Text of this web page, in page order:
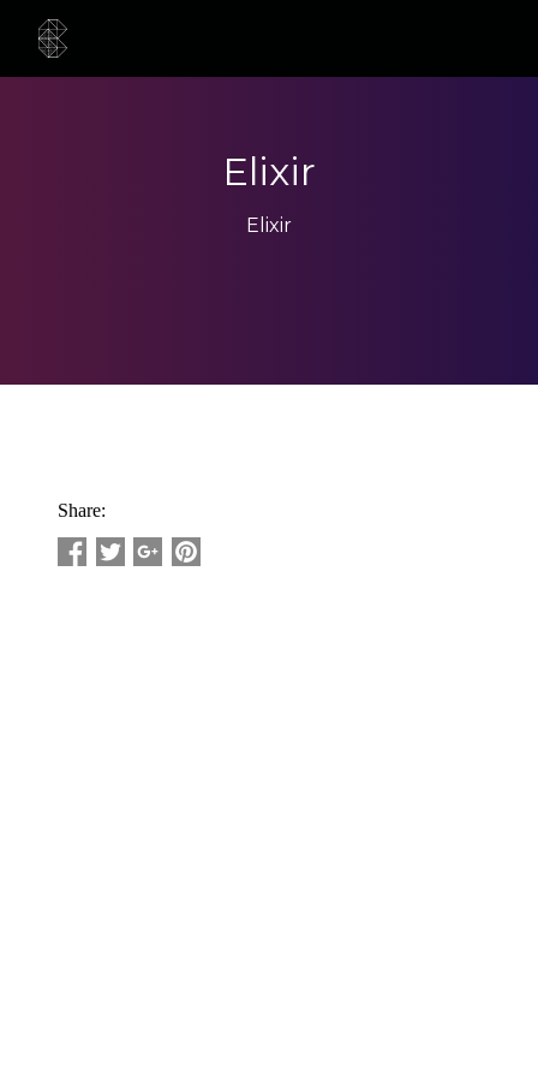
Elixir
Elixir
Share: